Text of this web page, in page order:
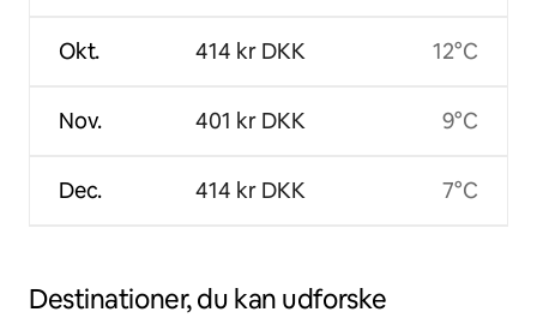
Okt.
Nov.
Dec.
414 kr DKK
401 kr DKK
414 kr DKK
12°C
9°C
7°C
Destinationer, du kan udforske